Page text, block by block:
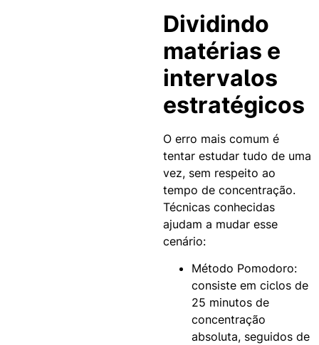
Dividindo
matérias e
intervalos
estratégicos
O erro mais comum é
tentar estudar tudo de uma
vez, sem respeito ao
tempo de concentração.
Técnicas conhecidas
ajudam a mudar esse
cenário:
Método Pomodoro:
consiste em ciclos de
25 minutos de
concentração
absoluta, seguidos de